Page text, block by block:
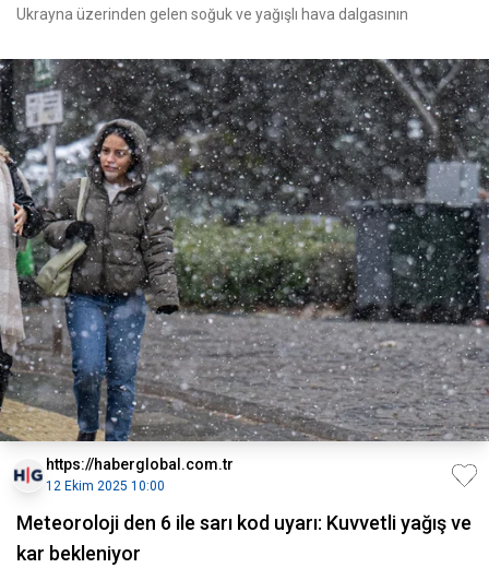
Ukrayna üzerinden gelen soğuk ve yağışlı hava dalgasının
https://haberglobal.com.tr
12 Ekim 2025 10:00
Meteoroloji den 6 ile sarı kod uyarı: Kuvvetli yağış ve
kar bekleniyor